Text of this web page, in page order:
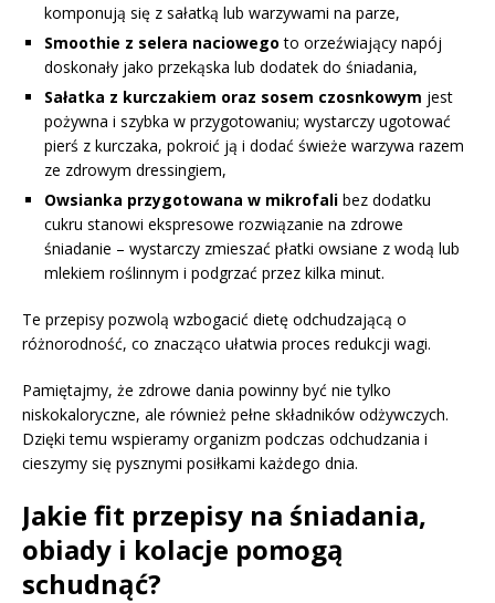
komponują się z sałatką lub warzywami na parze,
Smoothie z selera naciowego to orzeźwiający napój
doskonały jako przekąska lub dodatek do śniadania,
Sałatka z kurczakiem oraz sosem czosnkowym jest
pożywna i szybka w przygotowaniu; wystarczy ugotować
pierś z kurczaka, pokroić ją i dodać świeże warzywa razem
ze zdrowym dressingiem,
Owsianka przygotowana w mikrofali bez dodatku
cukru stanowi ekspresowe rozwiązanie na zdrowe
śniadanie – wystarczy zmieszać płatki owsiane z wodą lub
mlekiem roślinnym i podgrzać przez kilka minut.
Te przepisy pozwolą wzbogacić dietę odchudzającą o
różnorodność, co znacząco ułatwia proces redukcji wagi.
Pamiętajmy, że zdrowe dania powinny być nie tylko
niskokaloryczne, ale również pełne składników odżywczych.
Dzięki temu wspieramy organizm podczas odchudzania i
cieszymy się pysznymi posiłkami każdego dnia.
Jakie fit przepisy na śniadania,
obiady i kolacje pomogą
schudnąć?